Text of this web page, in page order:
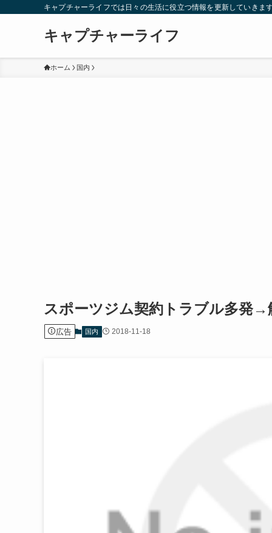
キャプチャーライフでは日々の生活に役立つ情報を更新していき
キャプチャーライフ
ホーム 国内
スポーツジム契約トラブル多発
広告 国内 2018-11-18